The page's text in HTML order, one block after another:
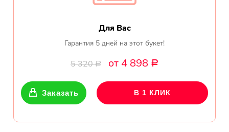
Для Вас
Гарантия 5 дней на этот букет!
5 320Р от 4 898 Р
Заказать В 1 КЛИК